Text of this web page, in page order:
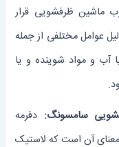
ماشین ظرفشویی قرار
عوامل مختلفی از جمله
آب و مواد شوینده و یا
سامسونگ: دفرمه
آن است که لاستیک